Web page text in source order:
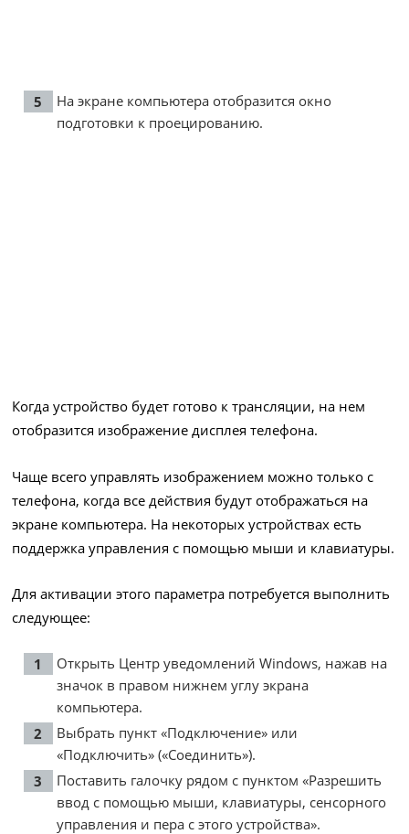
На экране компьютера отобразится окно
подготовки к проецированию.
Когда устройство будет готово к трансляции, на нем
отобразится изображение дисплея телефона.
Чаще всего управлять изображением можно только с
телефона, когда все действия будут отображаться на
экране компьютера. На некоторых устройствах есть
поддержка управления с помощью мыши и клавиатуры.
Для активации этого параметра потребуется выполнить
следующее:
Открыть Центр уведомлений Windows, нажав на
значок в правом нижнем углу экрана
компьютера.
Выбрать пункт «Подключение» или
«Подключить» («Соединить»).
Поставить галочку рядом с пунктом «Разрешить
ввод с помощью мыши, клавиатуры, сенсорного
управления и пера с этого устройства».